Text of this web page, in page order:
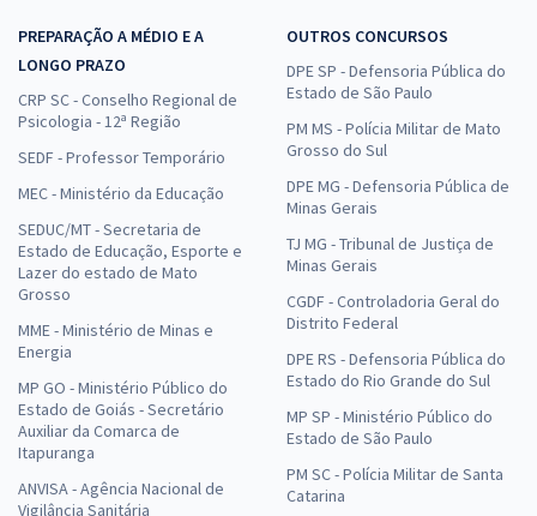
PREPARAÇÃO A MÉDIO E A
LONGO PRAZO
CRP SC - Conselho Regional de
Psicologia - 12ª Região
SEDF - Professor Temporário
MEC - Ministério da Educação
SEDUC/MT - Secretaria de
Estado de Educação, Esporte e
Lazer do estado de Mato
Grosso
MME - Ministério de Minas e
Energia
MP GO - Ministério Público do
Estado de Goiás - Secretário
Auxiliar da Comarca de
Itapuranga
ANVISA - Agência Nacional de
Vigilância Sanitária
OUTROS CONCURSOS
DPE SP - Defensoria Pública do
Estado de São Paulo
PM MS - Polícia Militar de Mato
Grosso do Sul
DPE MG - Defensoria Pública de
Minas Gerais
TJ MG - Tribunal de Justiça de
Minas Gerais
CGDF - Controladoria Geral do
Distrito Federal
DPE RS - Defensoria Pública do
Estado do Rio Grande do Sul
MP SP - Ministério Público do
Estado de São Paulo
PM SC - Polícia Militar de Santa
Catarina